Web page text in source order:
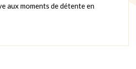
aux moments de détente en